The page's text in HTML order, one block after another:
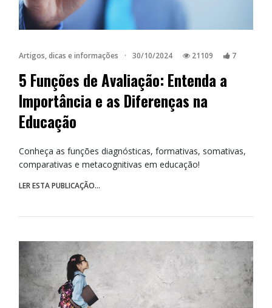
Artigos, dicas e informações · 30/10/2024 21109 7
5 Funções de Avaliação: Entenda a
Importância e as Diferenças na
Educação
Conheça as funções diagnósticas, formativas, somativas,
comparativas e metacognitivas em educação!
LER ESTA PUBLICAÇÃO...